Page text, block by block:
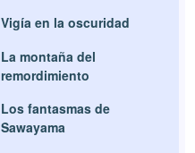
Vigía en la oscuridad
La montaña del
remordimiento
Los fantasmas de
Sawayama